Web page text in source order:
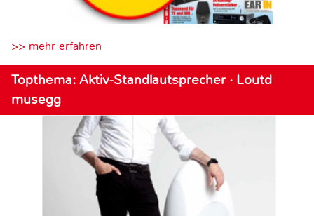
>> mehr erfahren
Topthema: Aktiv-Standlautsprecher · Loutd
musegg